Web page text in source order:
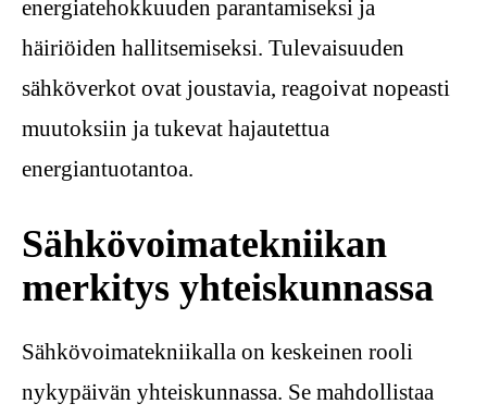
energiatehokkuuden parantamiseksi ja
häiriöiden hallitsemiseksi. Tulevaisuuden
sähköverkot ovat joustavia, reagoivat nopeasti
muutoksiin ja tukevat hajautettua
energiantuotantoa.
Sähkövoimatekniikan
merkitys yhteiskunnassa
Sähkövoimatekniikalla on keskeinen rooli
nykypäivän yhteiskunnassa. Se mahdollistaa